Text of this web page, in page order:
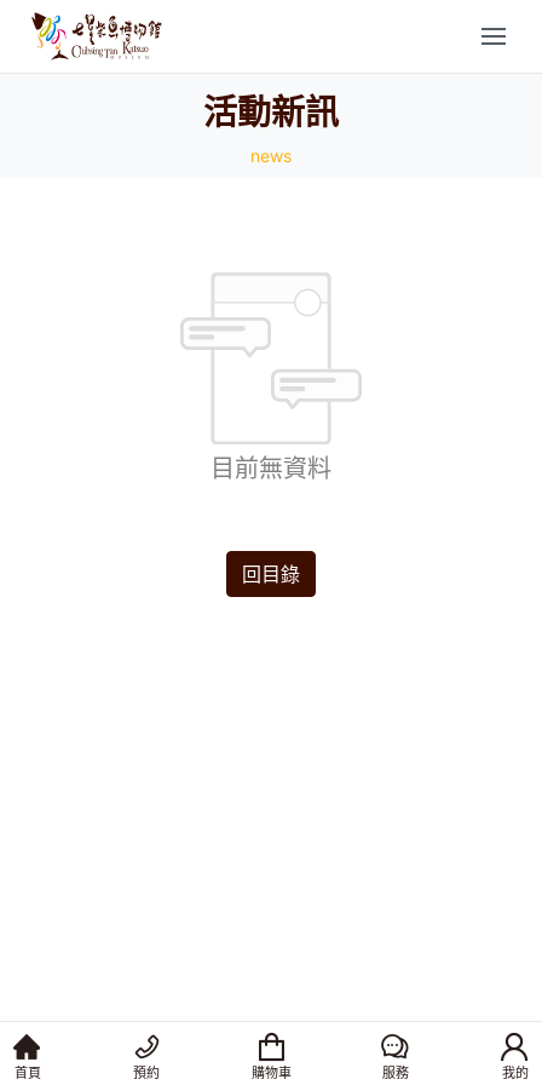
活動新訊
news
目前無資料
回目錄
首頁 預約 購物車 服務 我的